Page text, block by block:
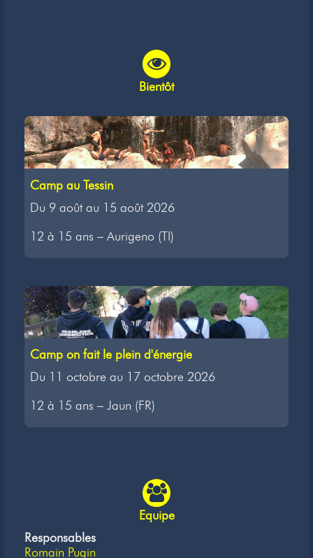
Bientôt
Camp au Tessin
Du 9 août au 15 août 2026
12 à 15 ans – Aurigeno (TI)
Camp on fait le plein d'énergie
Du 11 octobre au 17 octobre 2026
12 à 15 ans – Jaun (FR)
Equipe
Responsables
Romain Pugin